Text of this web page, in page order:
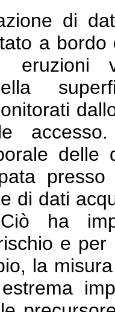
di
a
eruzioni
di dati
ha
e
la